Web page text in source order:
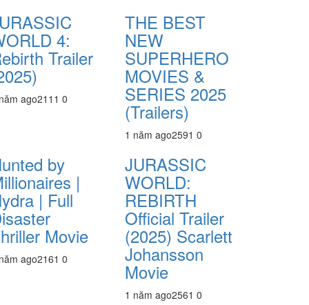
4:
Trailer
ago211 1 0
THE BEST
NEW
SUPERHERO
MOVIES &
SERIES 2025
(Trailers)
1 năm ago2591 0
by
|
| Full
Movie
ago2161 0
JURASSIC
WORLD:
REBIRTH
Official Trailer
(2025) Scarlett
Johansson
Movie
1 năm ago2561 0